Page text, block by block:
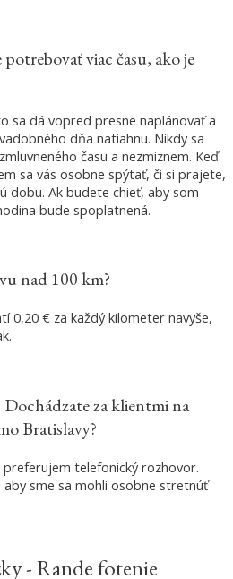
viac času, ako je
sa dá vopred presne naplánovať a
dňa natiahnu. Nikdy sa
času a nezmiznem. Keď
sa vás osobne spýtať, či si prajete,
dobu. Ak budete chieť, aby som
bude spoplatnená.
nad 100 km?
0,20 € za každý kilometer navyše,
Dochádzate za klientmi na
Bratislavy?
telefonický rozhovor.
sme sa mohli osobne stretnúť
- Rande fotenie